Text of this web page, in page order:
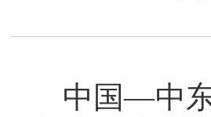
中国—中